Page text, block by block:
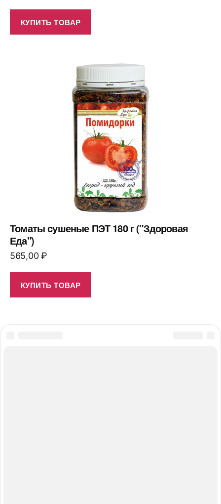
КУПИТЬ ТОВАР
Томаты сушеные ПЭТ 180 г ("Здоровая
Еда")
565,00₽
КУПИТЬ ТОВАР